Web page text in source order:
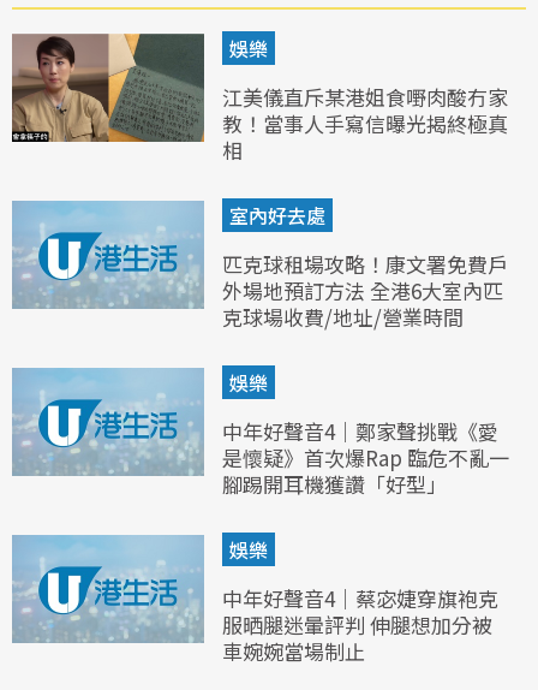
娛樂
江美儀直斥某港姐食嘢肉酸冇家
教！當事人手寫信曝光揭終極真
相
室內好去處
匹克球租場攻略！康文署免費戶
外場地預訂方法 全港6大室內匹
克球場收費/地址/營業時間
娛樂
中年好聲音4｜鄭家聲挑戰《愛
是懷疑》首次爆Rap 臨危不亂一
腳踢開耳機獲讚「好型」
娛樂
中年好聲音4｜蔡宓婕穿旗袍克
服晒腿迷暈評判 伸腿想加分被
車婉婉當場制止